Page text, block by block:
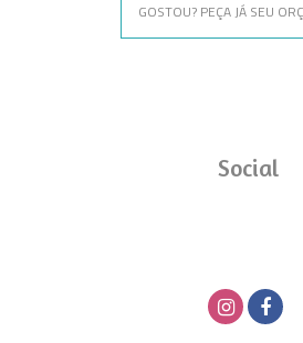
GOSTOU? PEÇA JÁ SEU
Social